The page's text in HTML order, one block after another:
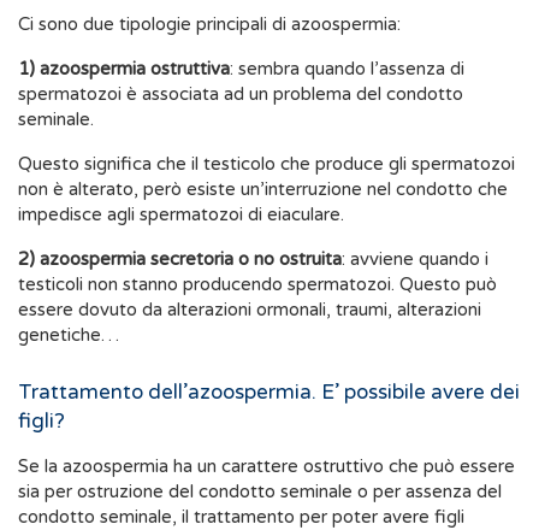
Ci sono due tipologie principali di azoospermia:
1) azoospermia ostruttiva: sembra quando l’assenza di
spermatozoi è associata ad un problema del condotto
seminale.
Questo significa che il testicolo che produce gli spermatozoi
non è alterato, però esiste un’interruzione nel condotto che
impedisce agli spermatozoi di eiaculare.
2) azoospermia secretoria o no ostruita: avviene quando i
testicoli non stanno producendo spermatozoi. Questo può
essere dovuto da alterazioni ormonali, traumi, alterazioni
genetiche…
Trattamento dell’azoospermia. E’ possibile avere dei
figli?
Se la azoospermia ha un carattere ostruttivo che può essere
sia per ostruzione del condotto seminale o per assenza del
condotto seminale, il trattamento per poter avere figli